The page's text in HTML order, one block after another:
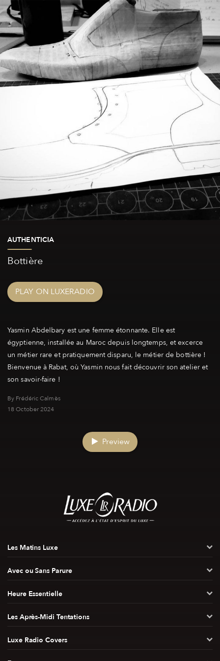
AUTHENTICIA
Bottière
PLAY ON LUXERADIO
Yasmin Abdelbary est une femme étonnante. Elle est
égyptienne, installée au Maroc depuis longtemps, et excerce
un métier rare et pratiquement disparu, le métier de bottière !
Bienvenue à Rabat, où Yasmin nous fait découvrir son atelier et
By Frédéric Calmès
18 October 2024
Preview
Les Matins Luxe
Avec ou Sans Parure
Heure Essentielle
Les Après-Midi Tentations
Luxe Radio Covers